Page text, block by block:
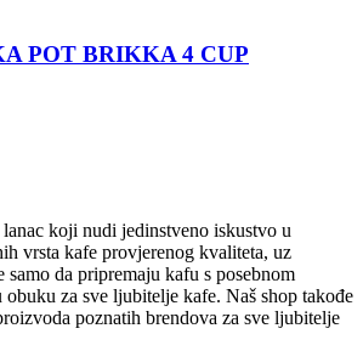
POT BRIKKA 4 CUP
koji nudi jedinstveno iskustvo u
vrsta kafe provjerenog kvaliteta, uz
samo da pripremaju kafu s posebnom
za sve ljubitelje kafe. Naš shop takođe
poznatih brendova za sve ljubitelje